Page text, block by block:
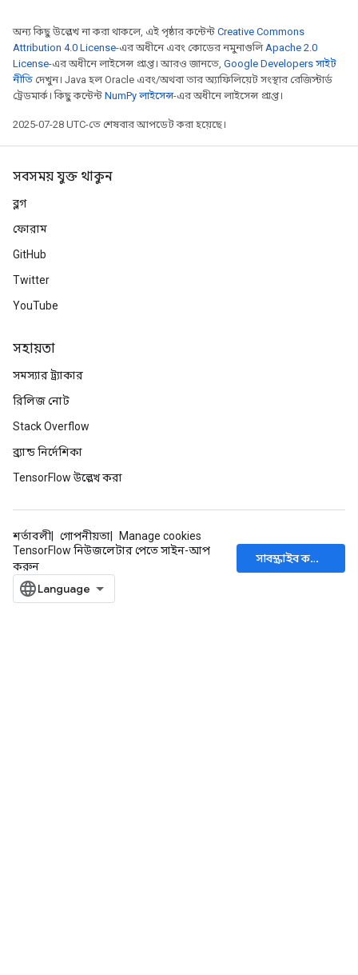
অন্য কিছু উল্লেখ না করা থাকলে, এই পৃষ্ঠার কন্টেন্ট Creative Commons
Attribution 4.0 License-এর অধীনে এবং কোডের নমুনাগুলিApache 2.0
License-এর অধীনে লাইসেন্স প্রাপ্ত। আরও জানতে, Google Developers সাইট
নীতি দেখুন। Java হল Oracle এবং/অথবা তার অ্যাফিলিয়েট সংস্থার রেজিস্টার্ড
ট্রেডমার্ক। কিছু কন্টেন্ট NumPy লাইসেন্স-এর অধীনে লাইসেন্স প্রাপ্ত।
2025-07-28 UTC-তে শেষবার আপডেট করা হয়েছে।
সবসময় যুক্ত থাকুন
ব্লগ
ফোরাম
GitHub
Twitter
YouTube
সহায়তা
সমস্যার ট্র্যাকার
রিলিজ নোট
Stack Overflow
ব্র্যান্ড নির্দেশিকা
TensorFlow উল্লেখ করা
শর্তাবলী গোপনীয়তা
Manage cookies
TensorFlow নিউজলেটার পেতে সাইন-আপ
করুন
সাবস্ক্রাইব করুন